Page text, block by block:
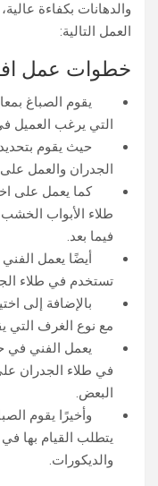
والدهانات بكفاءة
العمل التالية:
خطوات عمل
يقوم الصباغ
التي يرغب العميل
حيث يقوم بتحديد
الجدران والعمل
كما يعمل على
طلاء الأبواب الخشب
فيما بعد.
أيضًا يعمل الفني
تستخدم في طلاء
بالإضافة إلى
مع نوع الغرف التي
يعمل الفني في
في طلاء الجدران
البعض.
وأخيرًا يقوم
يتطلب القيام بها
والديكورات.